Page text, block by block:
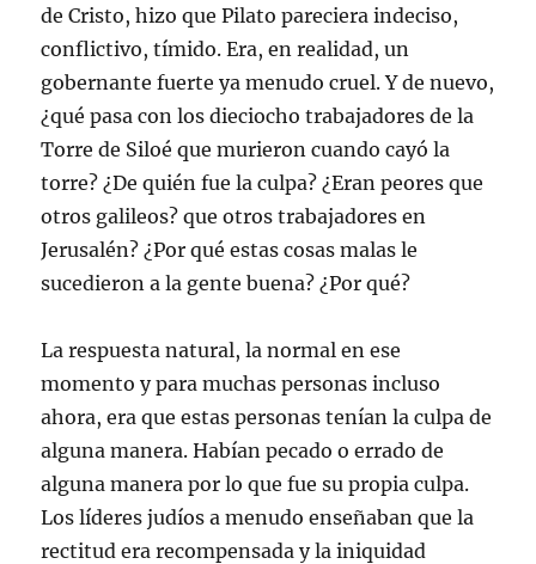
de Cristo, hizo que Pilato pareciera indeciso,
conflictivo, tímido. Era, en realidad, un
gobernante fuerte ya menudo cruel. Y de nuevo,
¿qué pasa con los dieciocho trabajadores de la
Torre de Siloé que murieron cuando cayó la
torre? ¿De quién fue la culpa? ¿Eran peores que
otros galileos? que otros trabajadores en
Jerusalén? ¿Por qué estas cosas malas le
sucedieron a la gente buena? ¿Por qué?
La respuesta natural, la normal en ese
momento y para muchas personas incluso
ahora, era que estas personas tenían la culpa de
alguna manera. Habían pecado o errado de
alguna manera por lo que fue su propia culpa.
Los líderes judíos a menudo enseñaban que la
rectitud era recompensada y la iniquidad